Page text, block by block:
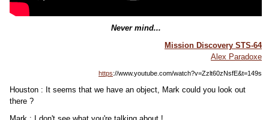
Never mind...
Mission Discovery STS-64
Alex Paradoxe
https://www.youtube.com/watch?v=Zzlt60zNsfE&t=149s
Houston : It seems that we have an object, Mark could you look out
there ?